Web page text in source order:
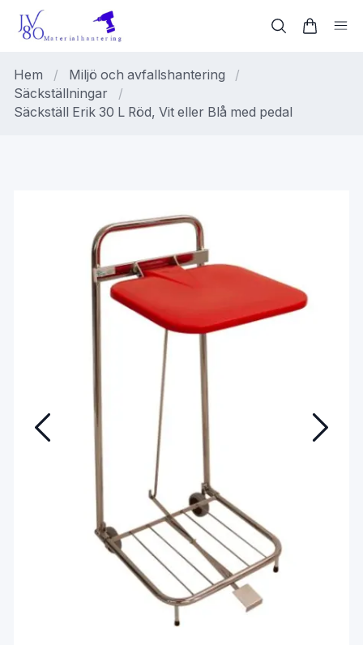
Hem / Miljö och avfallshantering
/
Säckställningar
/
Säckställ Erik 30 L Röd, Vit eller Blå med pedal